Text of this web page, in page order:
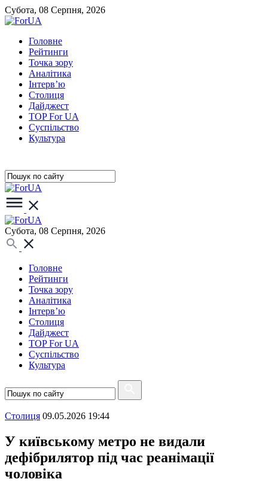
Субота, 08 Серпня, 2026
Головне
Рейтинги
Точка зору
Аналітика
Інтерв’ю
Столиця
Дайджест
TOP For UA
Суспiльство
Культура
Субота, 08 Серпня, 2026
Головне
Рейтинги
Точка зору
Аналітика
Інтерв’ю
Столиця
Дайджест
TOP For UA
Суспiльство
Культура
Столиця 09.05.2026 19:44
У київському метро не видали
дефібрилятор під час реанімації
чоловіка